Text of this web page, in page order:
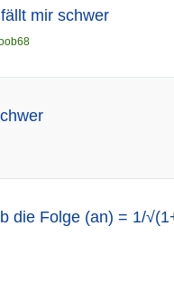
mir schwer
die Folge (an) = 1/